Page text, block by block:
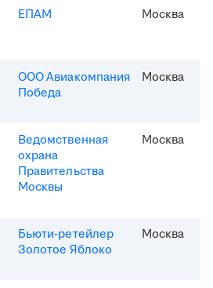
ЕПАМ Москва
ООО Авиакомпания
Победа
Москва
Ведомственная
охрана
Правительства
Москвы
Москва
Бьюти-ретейлер
Золотое Яблоко
Москва